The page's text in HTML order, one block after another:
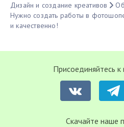
Дизайн и создание креативов
Нужно создать работы в
и качественно!
Присоединяйтесь к
Cкачайте наше